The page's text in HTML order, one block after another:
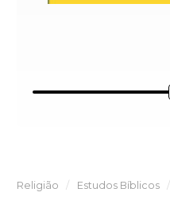
Religião Estudos Bíblicos